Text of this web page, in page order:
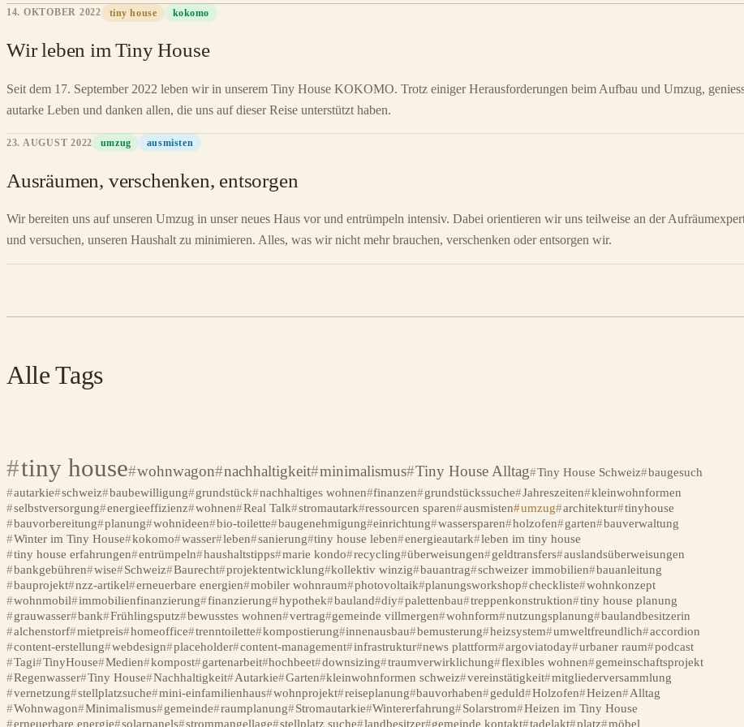
14. OKTOBER 2022 tiny house kokomo
Wir leben im Tiny House
Seit dem 17. September 2022 leben wir in unserem Tiny House KOKOMO. Trotz einiger Herausforderungen beim Aufbau und Umzug,
autarke Leben und danken allen, die uns auf dieser Reise unterstützt haben.
23. AUGUST 2022 umzug ausmisten
Ausräumen, verschenken, entsorgen
Wir bereiten uns auf unseren Umzug in unser neues Haus vor und entrümpeln intensiv. Dabei orientieren wir uns teilweise an der
und versuchen, unseren Haushalt zu minimieren. Alles, was wir nicht mehr brauchen, verschenken oder entsorgen wir.
Alle Tags
tiny house wohnwagon nachhaltigkeit minimalismus Tiny House Alltag Tiny House Schweiz baugesuch
autarkie schweiz baubewilligung grundstück nachhaltiges wohnen finanzen grundstückssuche Jahreszeiten kleinwohnformen
selbstversorgung energieeffizienz wohnen Real Talk stromautark ressourcen sparen ausmisten umzug architektur tinyhouse
bauvorbereitung planung wohnideen bio-toilette baugenehmigung einrichtung wassersparen holzofen garten bauverwaltung
Winter im Tiny House kokomo wasser leben sanierung tiny house leben energieautark leben im tiny house
tiny house erfahrungen entrümpeln haushaltstipps marie kondo recycling überweisungen geldtransfers auslandsüberweisungen
bankgebühren wise Schweiz Baurecht projektentwicklung kollektiv winzig bauantrag schweizer immobilien bauanleitung
bauprojekt nzz-artikel erneuerbare energien mobiler wohnraum photovoltaik planungsworkshop checkliste wohnkonzept
wohnmobil immobilienfinanzierung finanzierung hypothek bauland diy palettenbau treppenkonstruktion tiny house planung
grauwasser bank Frühlingsputz bewusstes wohnen vertrag gemeinde villmergen wohnform nutzungsplanung baulandbesitzerin
alchenstorf mietpreis homeoffice trenntoilette kompostierung innenausbau bemusterung heizsystem umweltfreundlich accordion
content-erstellung webdesign placeholder content-management infrastruktur news plattform argoviatoday urbaner raum podcast
Tagi TinyHouse Medien kompost gartenarbeit hochbeet downsizing traumverwirklichung flexibles wohnen gemeinschaftsprojekt
Regenwasser Tiny House Nachhaltigkeit Autarkie Garten kleinwohnformen schweiz vereinstätigkeit mitgliederversammlung
vernetzung stellplatzsuche mini-einfamilienhaus wohnprojekt reiseplanung bauvorhaben geduld Holzofen Heizen Alltag
Wohnwagon Minimalismus gemeinde raumplanung Stromautarkie Wintererfahrung Solarstrom Heizen im Tiny House
erneuerbare energie solarpanels strommangellage stellplatz suche landbesitzer gemeinde kontakt tadelakt platz möbel